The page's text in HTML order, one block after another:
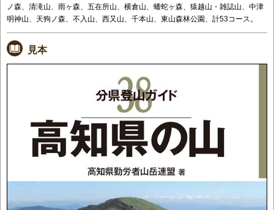
ノ森、清滝山、雨ヶ森、五在所山、横倉山、蟠蛇ヶ森、猿越山・雑誌山、中津
明神山、天狗ノ森、不入山、西又山、千本山、東山森林公園、計53コース。
見本